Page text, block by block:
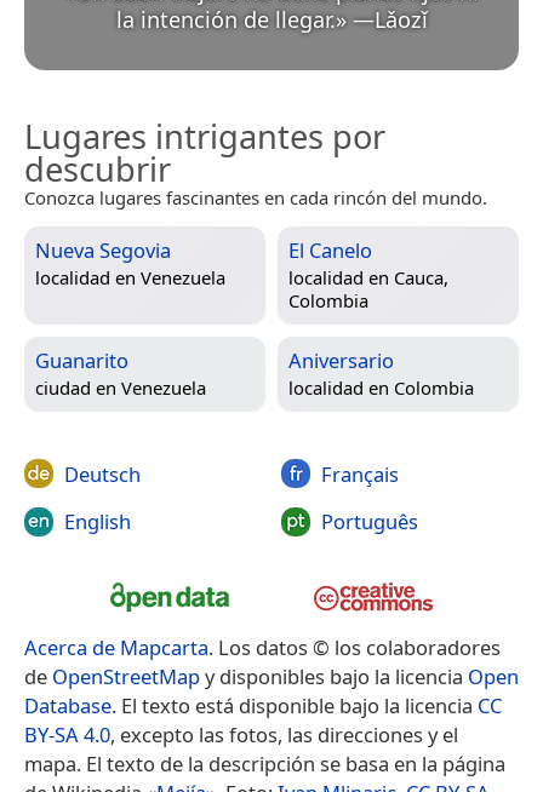
la intención de llegar.» —Lǎozǐ
Lugares intrigantes por
descubrir
Conozca lugares fascinantes en cada rincón del mundo.
Nueva Segovia
localidad en Venezuela
El Canelo
localidad en Cauca,
Colombia
Guanarito
ciudad en Venezuela
Aniversario
localidad en Colombia
Deutsch
English
Français
Português
Acerca de Mapcarta. Los datos © los colaboradores
de OpenStreetMapy disponibles bajo la licencia Open
Database. El texto está disponible bajo la licencia CC
BY-SA 4.0, excepto las fotos, las direcciones y el
mapa. El texto de la descripción se basa en la página